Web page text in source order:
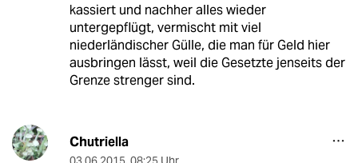
kassiert und nachher alles wieder
untergepflügt, vermischt mit viel
niederländischer Gülle, die man für Geld hier
ausbringen lässt, weil die Gesetzte jenseits der
Grenze strenger sind.
Chutriella